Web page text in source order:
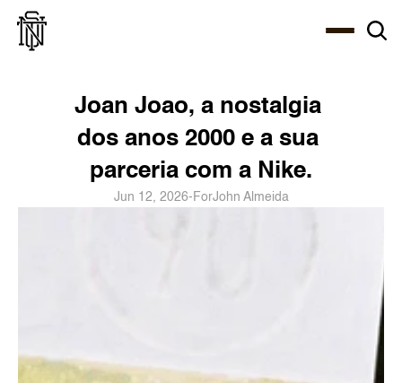
Joan Joao, a nostalgia
dos anos 2000 e a sua
parceria com a Nike.
Jun 12, 2026- ForJohn Almeida